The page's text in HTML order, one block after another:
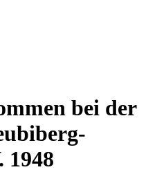
bei der
1948